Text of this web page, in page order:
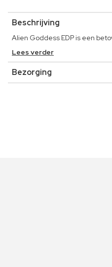
Beschrijving
Alien Goddess EDP is een
Lees verder
Bezorging